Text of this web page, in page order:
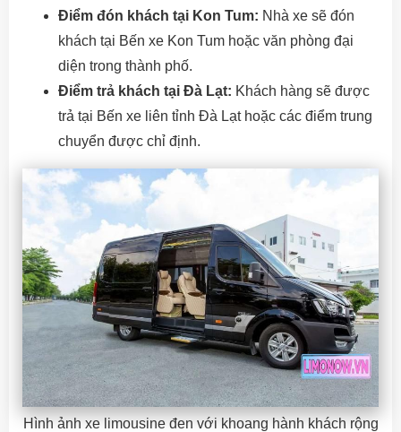
Điểm đón khách tại Kon Tum: Nhà xe sẽ đón
khách tại Bến xe Kon Tum hoặc văn phòng đại
diện trong thành phố.
Điểm trả khách tại Đà Lạt: Khách hàng sẽ được
trả tại Bến xe liên tỉnh Đà Lạt hoặc các điểm trung
chuyển được chỉ định.
Hình ảnh xe limousine đen với khoang hành khách rộng